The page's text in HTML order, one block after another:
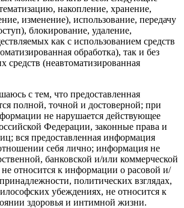
накопление, хранение,
изменение), использование, передачу
блокирование, удаление,
как с использованием средств
обработка), так и без
средств (неавтоматизированная
с тем, что предоставленная
полной, точной и достоверной; при
не нарушается действующее
Федерации, законные права и
вся предоставленная информация
себя лично; информация не
банковской и/или коммерческой
относится к информации о расовой и/
политических взглядах,
убеждениях, не относится к
здоровья и интимной жизни.